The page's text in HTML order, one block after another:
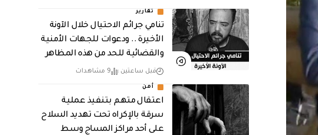
تقارير
تنامي جرائم الاحتيال خلال الآونة
الأخيرة .. ودعوات للجهات الأمنية
والقضائية للحد من هذه المظاهر
قبل ساعتين 9 مشاهدات
أمن
اعتقال متهم بتنفيذ عملية
سرقة بالإكراه تحت تهديد السلاح
على أحد مراكز المساج وسط